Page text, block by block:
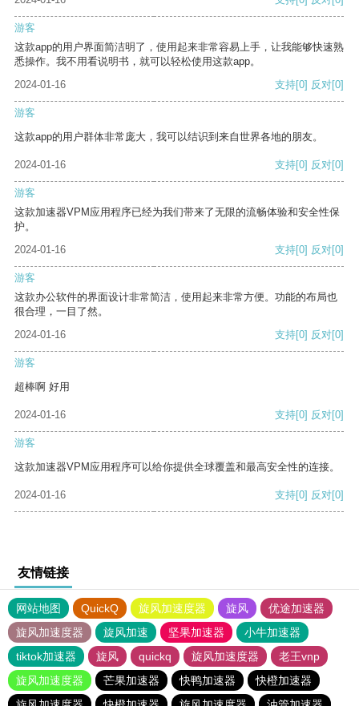
游客
这款app的用户界面简洁明了，使用起来非常容易上手，让我能够快速熟
悉操作。我不用看说明书，就可以轻松使用这款app。
2024-01-16
支持[0] 反对[0]
游客
这款app的用户群体非常庞大，我可以结识到来自世界各地的朋友。
2024-01-16 支持[0] 反对[0]
游客
这款加速器VPM应用程序已经为我们带来了无限的流畅体验和安全性保
护。
2024-01-16
支持[0] 反对[0]
游客
这款办公软件的界面设计非常简洁，使用起来非常方便。功能的布局也
很合理，一目了然。
2024-01-16
支持[0] 反对[0]
游客
超棒啊 好用
2024-01-16 支持[0] 反对[0]
游客
这款加速器VPM应用程序可以给你提供全球覆盖和最高安全性的连接。
2024-01-16 支持[0] 反对[0]
友情链接
网站地图 QuickQ 旋风加速度器 旋风
优途加速器
旋风加速度器
旋风加速 坚果加速器
小牛加速器
tiktok加速器
旋风 quickq 旋风加速度器
老王vnp
旋风加速度器
芒果加速器 快鸭加速器
快橙加速器